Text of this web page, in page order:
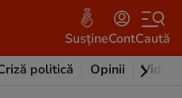
SusțineContCaută
politică Opinii Video